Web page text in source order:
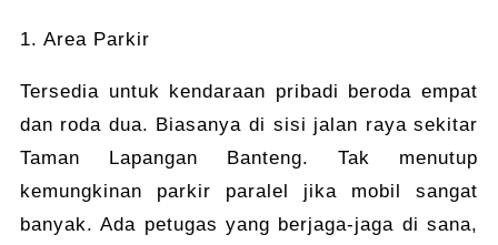
1. Area Parkir
Tersedia untuk kendaraan pribadi beroda empat
dan roda dua. Biasanya di sisi jalan raya sekitar
Taman Lapangan Banteng. Tak menutup
kemungkinan parkir paralel jika mobil sangat
banyak. Ada petugas yang berjaga-jaga di sana,